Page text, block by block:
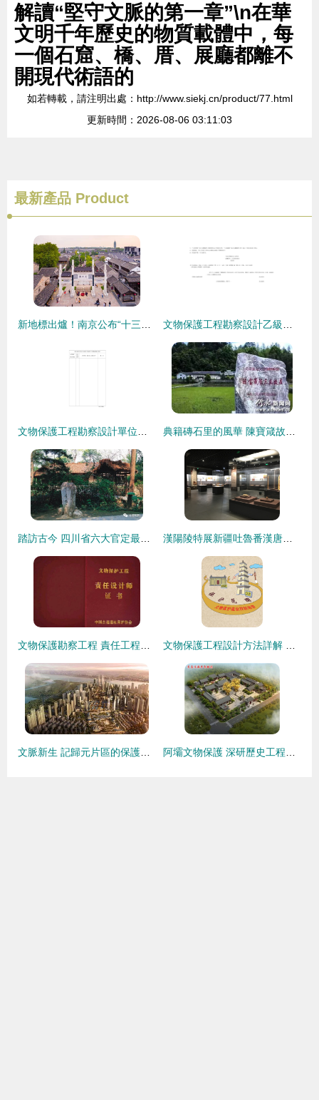
解讀“堅守文脈的第一章”\n在華
文明千年歷史的物質載體中，每
一個石窟、橋、厝、展廳都離不
開現代術語的
如若轉載，請注明出處：http://www.siekj.cn/product/77.html
更新時間：2026-08-06 03:11:03
最新產品 Product